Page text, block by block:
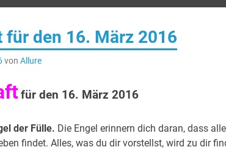
für den 16. März 2016
von Allure
für den 16. März 2016
der Fülle. Die Engel erinnern dich daran, dass
findet. Alles, was du dir vorstellst, wird zu dir